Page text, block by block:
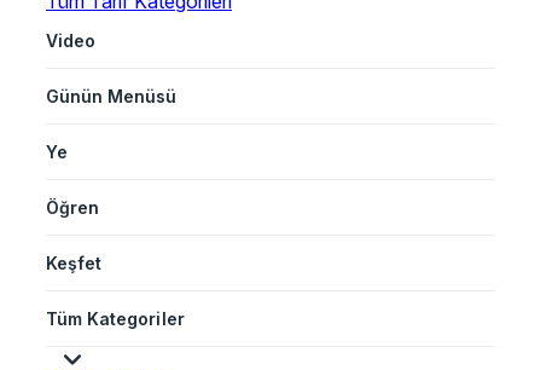
Video
Günün Menüsü
Ye
Öğren
Keşfet
Tüm Kategoriler